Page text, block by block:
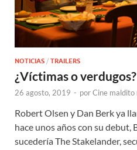
NOTICIAS / TRAILERS
¿Víctimas o
26 agosto, 2019 - porCine maldito
Robert Olsen y Dan Berk ya
hace unos años con su debut,
sucedería The Stakelander,